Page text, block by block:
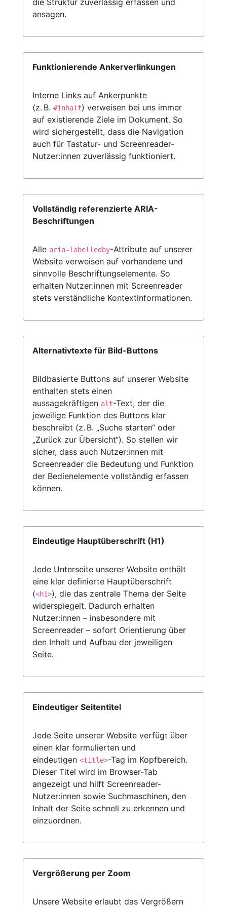
ansagen.
Funktionierende Ankerverlinkungen
Interne Links auf Ankerpunkte
(z. B. #inhalt) verweisen bei uns immer
auf existierende Ziele im Dokument. So
wird sichergestellt, dass die Navigation
auch für Tastatur- und Screenreader-
Nutzer:innen zuverlässig funktioniert.
Vollständig referenzierte ARIA-
Beschriftungen
Alle aria-labelledby-Attribute auf unserer
Website verweisen auf vorhandene und
sinnvolle Beschriftungselemente. So
erhalten Nutzer:innen mit Screenreader
stets verständliche Kontextinformationen.
Alternativtexte für Bild-Buttons
Bildbasierte Buttons auf unserer Website
enthalten stets einen
aussagekräftigen alt-Text, der die
jeweilige Funktion des Buttons klar
beschreibt (z. B. „Suche starten“ oder
„Zurück zur Übersicht“). So stellen wir
sicher, dass auch Nutzer:innen mit
Screenreader die Bedeutung und Funktion
der Bedienelemente vollständig erfassen
können.
Eindeutige Hauptüberschrift (H1)
Jede Unterseite unserer Website enthält
eine klar definierte Hauptüberschrift
(<h1>), die das zentrale Thema der Seite
widerspiegelt. Dadurch erhalten
Nutzer:innen – insbesondere mit
Screenreader – sofort Orientierung über
den Inhalt und Aufbau der jeweiligen
Seite.
Eindeutiger Seitentitel
Jede Seite unserer Website verfügt über
einen klar formulierten und
eindeutigen <title>-Tag im Kopfbereich.
Dieser Titel wird im Browser-Tab
angezeigt und hilft Screenreader-
Nutzer:innen sowie Suchmaschinen, den
Inhalt der Seite schnell zu erkennen und
einzuordnen.
Vergrößerung per Zoom
Unsere Website erlaubt das Vergrößern